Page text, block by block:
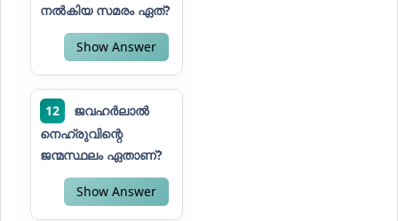
നൽകിയ സമരം ഏത്?
Show Answer
12
ജവഹർലാൽ
നെഹ്രുവിന്റെ
ജന്മസ്ഥലം ഏതാണ്?
Show Answer